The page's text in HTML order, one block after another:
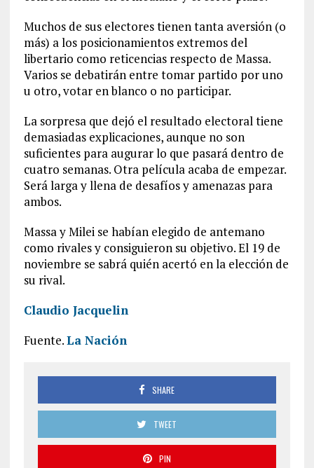
Muchos de sus electores tienen tanta aversión (o
más) a los posicionamientos extremos del
libertario como reticencias respecto de Massa.
Varios se debatirán entre tomar partido por uno
u otro, votar en blanco o no participar.
La sorpresa que dejó el resultado electoral tiene
demasiadas explicaciones, aunque no son
suficientes para augurar lo que pasará dentro de
cuatro semanas. Otra película acaba de empezar.
Será larga y llena de desafíos y amenazas para
ambos.
Massa y Milei se habían elegido de antemano
como rivales y consiguieron su objetivo. El 19 de
noviembre se sabrá quién acertó en la elección de
su rival.
Claudio Jacquelin
Fuente.La Nación
SHARE
TWEET
PIN